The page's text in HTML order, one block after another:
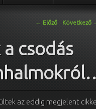
← Előző Következő
csodás
az eddig megjelent